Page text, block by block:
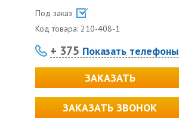
Под заказ
Код товара:210-408-1
+ 375 Показать телефоны
ЗАКАЗАТЬ
ЗАКАЗАТЬ ЗВОНОК